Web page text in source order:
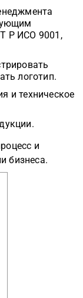
Р ИСО 9001,
логотип.
и техническое
и
бизнеса.